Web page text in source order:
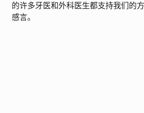
的许多牙医和外科医生都支持我们的
感言。